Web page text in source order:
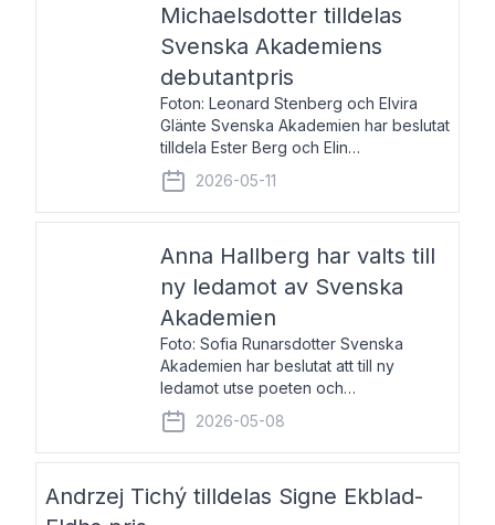
Michaelsdotter tilldelas
Svenska Akademiens
debutantpris
Foton: Leonard Stenberg och Elvira
Glänte Svenska Akademien har beslutat
tilldela Ester Berg och Elin
Michaelsdotter Svenska Akademiens
debutantpris för år 2026. Priset är
nyinstiftat och syftar till att lyfta fram
2026-05-11
Anna Hallberg har valts till
ny ledamot av Svenska
Akademien
Foto: Sofia Runarsdotter Svenska
Akademien har beslutat att till ny
ledamot utse poeten och
litteraturkritikern Anna Hallberg. Hon
efterträder poeten Tua Forsström på
stol 18 och kommer att ta sitt inträde vid
2026-05-08
Andrzej Tichý tilldelas Signe Ekblad-